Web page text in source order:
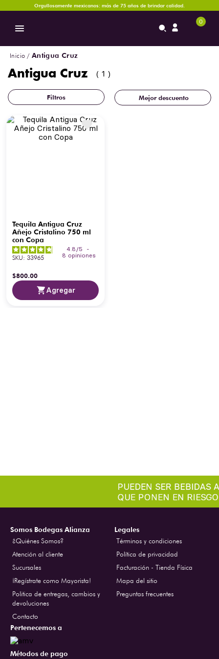
Orgullosamente mexicanos: más de 75 años de brindar calidad.
0
Antigua Cruz
Antigua Cruz 1
Mejor descuento
Tequila Antigua Cruz
Añejo Cristalino 750 ml
con Copa
4.8 /5
-
8 opiniones
SKU: 33965
$800.00
Agregar
Somos Bodegas Alianza
¿Quiénes Somos?
Atención al cliente
Sucursales
¡Regístrate como Mayorista!
Politica de entregas, cambios y
devoluciones
Contacto
Legales
Términos y condiciones
Política de privacidad
Facturación - Tienda Física
Mapa del sitio
Preguntas frecuentes
Pertenecemos a
Métodos de pago